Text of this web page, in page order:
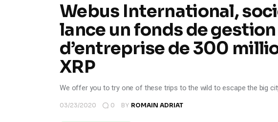
Webus International,
lance un fonds de
d’entreprise de 300
XRP
We offer you to try one of these trips to the wild to escape the big
03/23/2020 0 BY ROMAIN ADRIAT